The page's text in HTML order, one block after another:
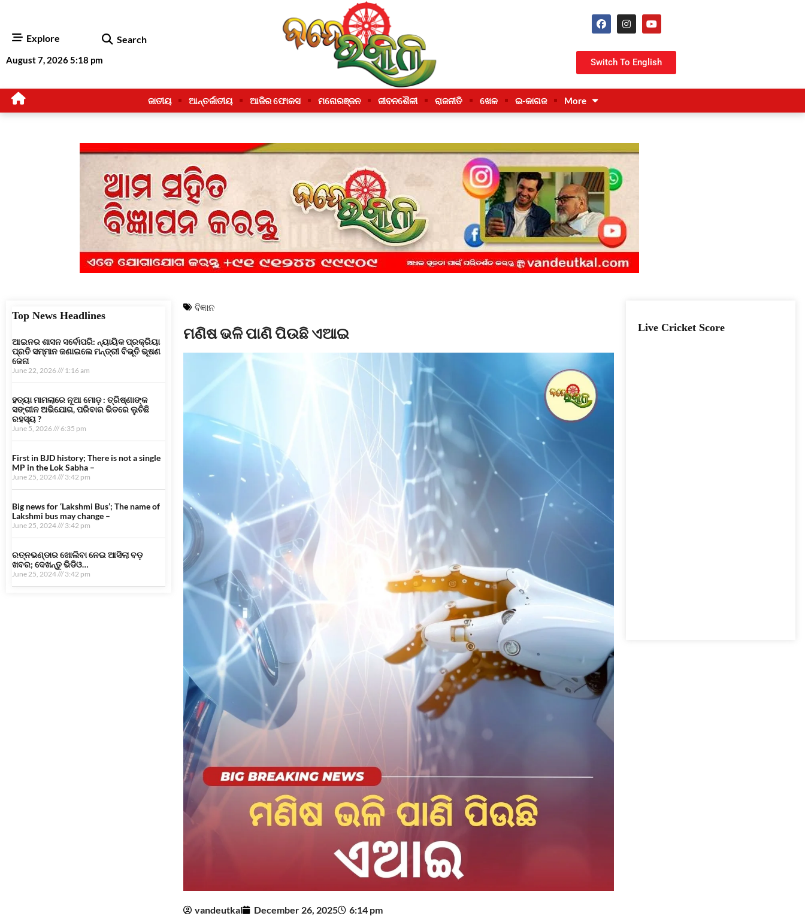
Explore Search
August 7, 2026 5:18 pm Switch To English
ଜାତୀୟ ଆନ୍ତର୍ଜାତୀୟ ଆଜିର ଫୋକସ ମନୋରଞ୍ଜନ ଜୀବନଶୈଳୀ ରାଜନୀତି ଖେଳ ଇ-କାଗଜ More
Top News Headlines
ଆଇନର ଶାସନ ସର୍ବୋପରି: ନ୍ୟାୟିକ ପ୍ରକ୍ରିୟା
ପ୍ରତି ସମ୍ମାନ ଜଣାଇଲେ ମନ୍ତ୍ରୀ ବିଭୂତି ଭୂଷଣ
ଜେନା
June 22, 2026 1:16 am
ହତ୍ୟା ମାମଲାରେ ନୂଆ ମୋଡ଼ : ତ୍ରିଷ୍ଣାଙ୍କ
ସଙ୍ଗୀନ ଅଭିଯୋଗ, ପରିବାର ଭିତରେ ଲୁଚିଛି
ରହସ୍ୟ ?
June 5, 2026 6:35 pm
First in BJD history; There is not a single
MP in the Lok Sabha –
June 25, 2024 3:42 pm
Big news for ‘Lakshmi Bus’; The name of
Lakshmi bus may change –
June 25, 2024 3:42 pm
ରତ୍ନଭଣ୍ଡାର ଖୋଲିବା ନେଇ ଆସିଲା ବଡ଼
ଖବର; ଦେଖନ୍ତୁ ଭିଡିଓ…
June 25, 2024 3:42 pm
ବିଜ୍ଞାନ
ମଣିଷ ଭଳି ପାଣି ପିଉଛି ଏଆଇ
vandeutkal December 26, 2025 6:14 pm
Live Cricket Score